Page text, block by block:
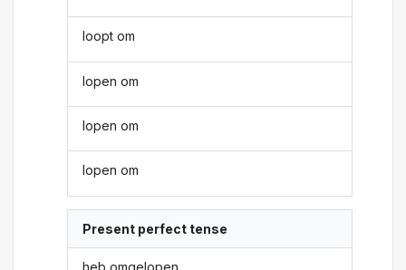
loopt om
lopen om
lopen om
lopen om
Present perfect tense